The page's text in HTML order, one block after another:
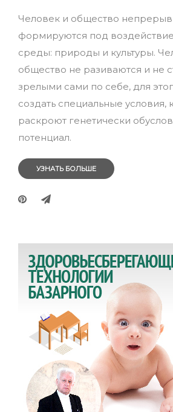
Человек и общество
формируются под
среды: природы и культуры.
общество не разиваются и не
зрелыми сами по себе, для
создать специальные условия,
раскроют генетически
потенциал.
УЗНАТЬ БОЛЬШЕ